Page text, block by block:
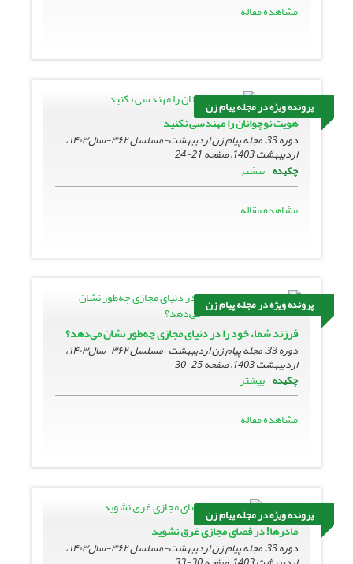
مشاهده مقاله
پرونده ویژه در مجله پیام زن
هویت نوچوانان را مهندسی نکنید
دوره 33، مجله پیام زن اردیبهشت-مسلسل ۳۶۲-سال۱۴۰۳ ،
اردیبهشت 1403، صفحه
21-24
چکیده بیشتر
مشاهده مقاله
پرونده ویژه در مجله پیام زن
فرزند شما، خود را در دنیای مجازی چه‌طور نشان می‌دهد؟
دوره 33، مجله پیام زن اردیبهشت-مسلسل ۳۶۲-سال۱۴۰۳ ،
اردیبهشت 1403، صفحه
25-30
چکیده بیشتر
مشاهده مقاله
پرونده ویژه در مجله پیام زن
مادرها! در فضای مجازی غرق نشوید
دوره 33، مجله پیام زن اردیبهشت-مسلسل ۳۶۲-سال۱۴۰۳ ،